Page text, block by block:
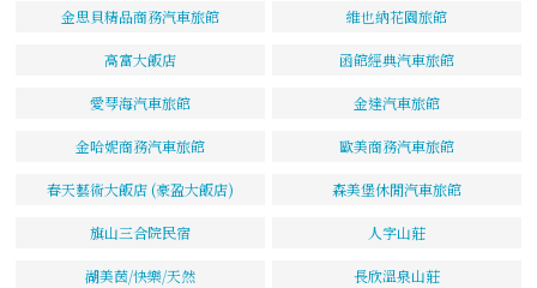
金思貝精品商務汽車旅館 維也納花園旅館
高富大飯店 函館經典汽車旅館
愛琴海汽車旅館 金達汽車旅館
金哈妮商務汽車旅館 歐美商務汽車旅館
春天藝術大飯店 (豪盈大飯店) 森美堡休閒汽車旅館
旗山三合院民宿 人字山莊
湖美茵/快樂/天然 長欣溫泉山莊